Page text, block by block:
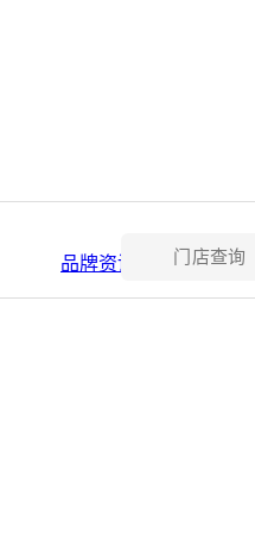
品牌资讯 维权公